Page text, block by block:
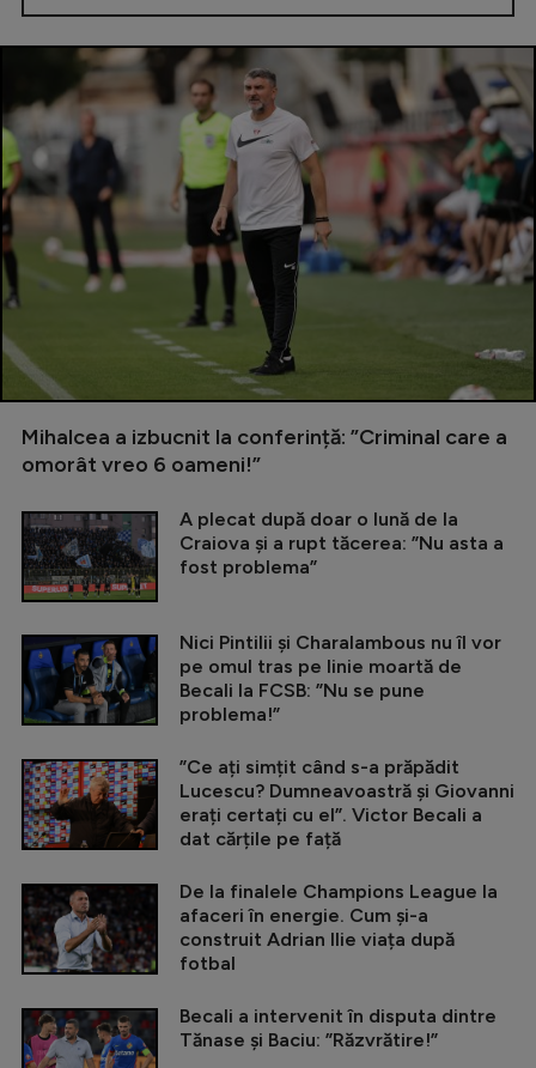
Mihalcea a izbucnit la conferință: ”Criminal care a
omorât vreo 6 oameni!”
A plecat după doar o lună de la
Craiova și a rupt tăcerea: ”Nu asta a
fost problema”
Nici Pintilii și Charalambous nu îl vor
pe omul tras pe linie moartă de
Becali la FCSB: ”Nu se pune
problema!”
”Ce ați simțit când s-a prăpădit
Lucescu? Dumneavoastră și Giovanni
erați certați cu el”. Victor Becali a
dat cărțile pe față
De la finalele Champions League la
afaceri în energie. Cum și-a
construit Adrian Ilie viața după
fotbal
Becali a intervenit în disputa dintre
Tănase și Baciu: ”Răzvrătire!”